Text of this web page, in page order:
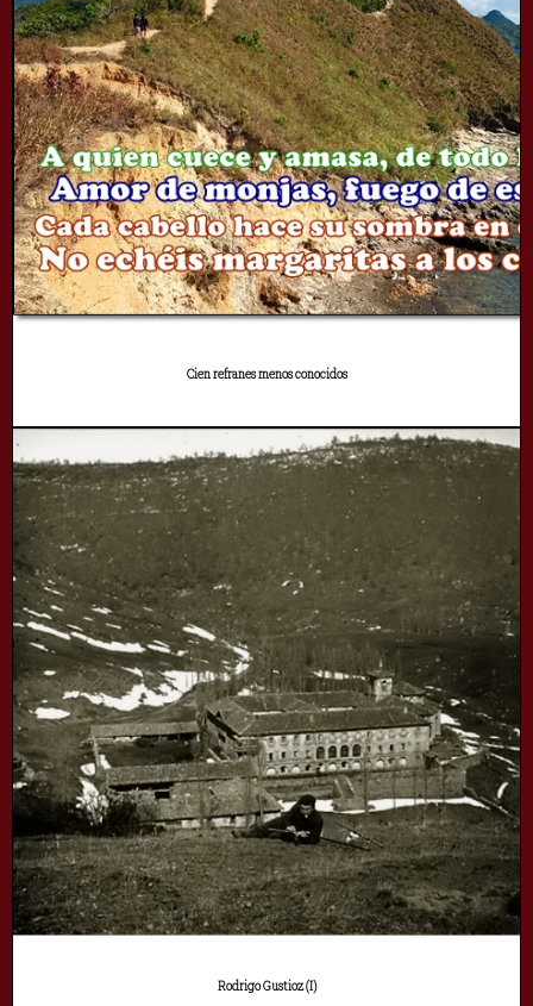
Cien refranes menos conocidos
Rodrigo Gustioz (I)